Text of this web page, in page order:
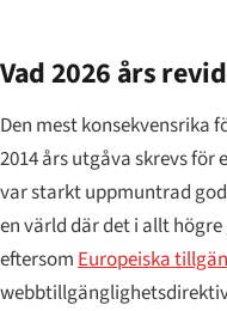
Vad 2026 års
Den mest konsekvensrika
2014 års utgåva skrevs
var starkt uppmuntrad
en värld där det i allt
eftersomEuropeiska